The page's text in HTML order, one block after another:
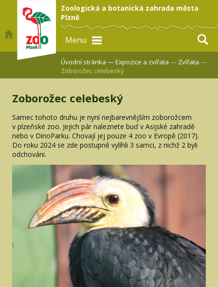
Zoologická a botanická zahrada města
Plzně
Menu
Úvodní stránka —Expozice a zvířata — Zvířata —
Zoborožec celebeský
Zoborožec celebeský
Samec tohoto druhu je nyní nejbarevnějším zoborožcem
v plzeňské zoo. Jejich pár naleznete buď v Asijské zahradě
nebo v DinoParku. Chovají jej pouze 4 zoo v Evropě (2017).
Do roku 2024 se zde postupně vylíhli 3 samci, z nichž 2 byli
odchováni.